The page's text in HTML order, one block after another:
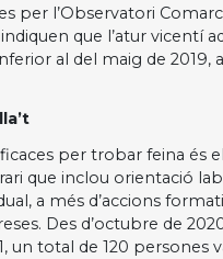
per l’Observatori
que l’atur vicentí
al del maig de 2019,
per trobar feina és
que inclou orientació
a més d’accions
Des d’octubre de
un total de 120 persones